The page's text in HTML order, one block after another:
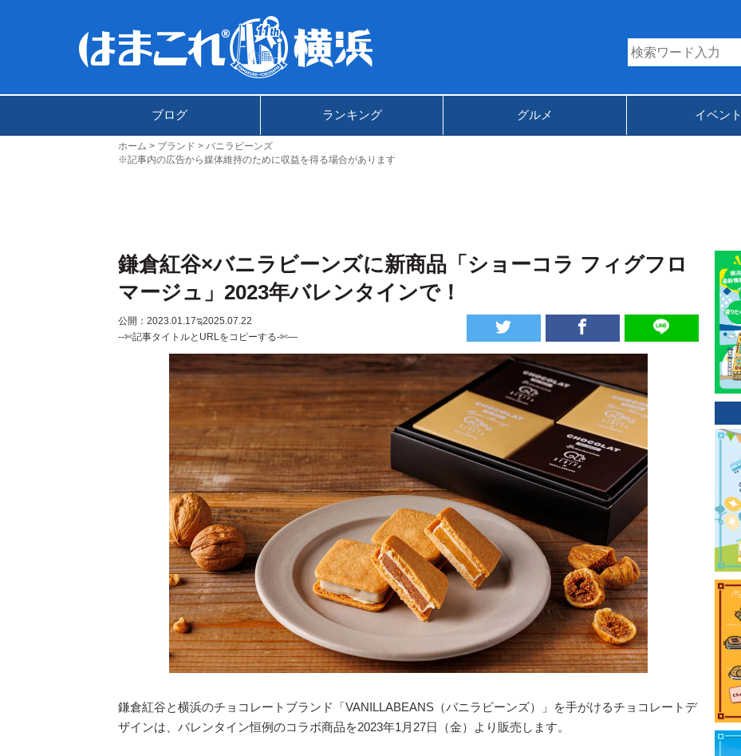
ブログ ランキング グルメ イベント
ホーム ブランド
バニラビーンズ
※記事内の広告から媒体維持のために収益を得る場合があります
鎌倉紅谷×バニラビーンズに新商品「ショーコラ フィグフロ
マージュ」2023年バレンタインで！
公開：2023.01.17ಇ2025.07.22
--✄記事タイトルとURLをコピーする-✄—
鎌倉紅谷と横浜のチョコレートブランド「VANILLABEANS（バニラビーンズ）」を手がけるチョコレートデ
ザインは、バレンタイン恒例のコラボ商品を2023年1月27日（金）より販売します。